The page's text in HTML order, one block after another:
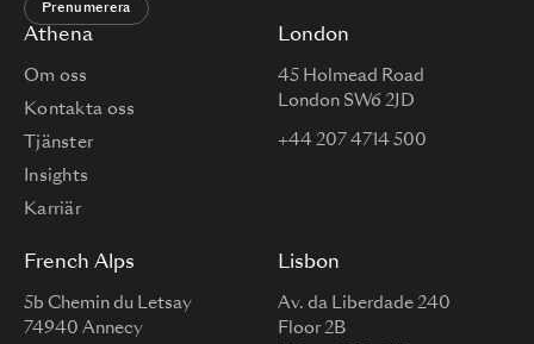
Athena
Om oss
Kontakta oss
Tjänster
Insights
Karriär
London
45 Holmead Road
London SW6 2JD
+44 207 4714 500
French Alps
5b Chemin du Letsay
74940 Annecy
Lisbon
Av. da Liberdade 240
Floor 2B
Prenumerera